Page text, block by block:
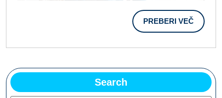
PREBERI VEČ
VEČ
Search